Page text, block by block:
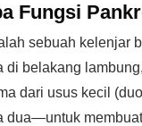
Fungsi
sebuah kelenjar
di belakang
dari usus kecil
dua—untuk